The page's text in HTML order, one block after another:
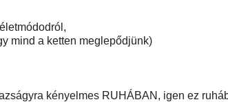
mind a ketten meglepődjünk)
kényelmes RUHÁBAN, igen ez